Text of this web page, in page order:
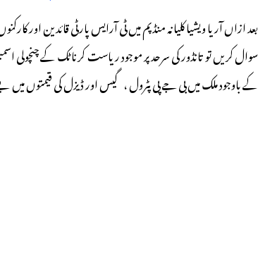
بعد ازاں آریا ویشیا کلیانہ منڈپم میں ٹی آرایس پارٹی قائدین
سوال کریں تو تانڈور کی سرحد پر موجود ریاست کرناٹک کے چنچولی
کے باوجود ملک میں بی جے پی پٹرول ، گیس اور ڈیزل کی قیمتوں